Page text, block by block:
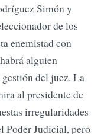
Simón y
de los
enemistad con
alguien
del juez. La
al presidente de
irregularidades
Poder Judicial, pero